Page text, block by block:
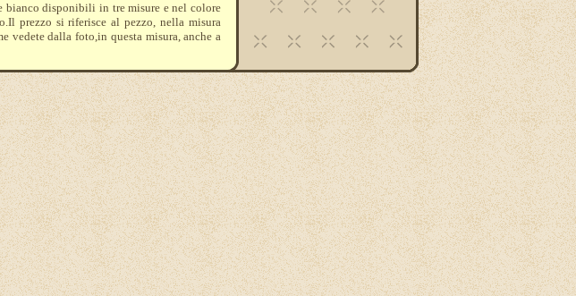
bianco disponibili in tre misure e nel colore
prezzo si riferisce al pezzo, nella misura
vedete dalla foto,in questa misura, anche a